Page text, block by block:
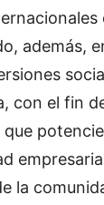
además,
con el fin
la